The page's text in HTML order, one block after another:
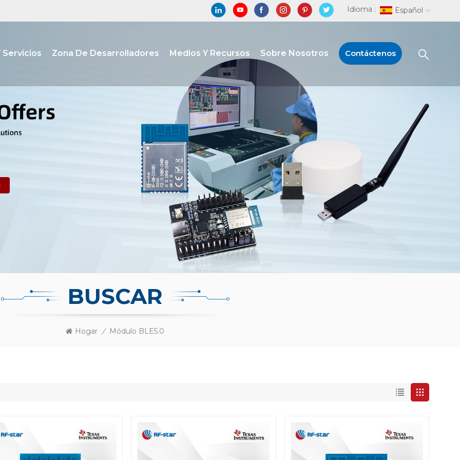
Idioma : Español
Servicios Zona De Desarrolladores Medios Y Recursos Sobre Nosotros Contáctenos
BUSCAR
Hogar / Módulo BLE5.0